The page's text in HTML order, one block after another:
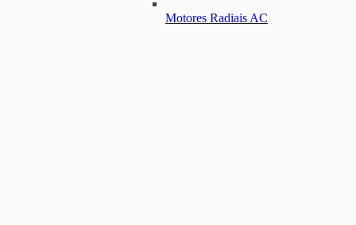
Motores Radiais AC